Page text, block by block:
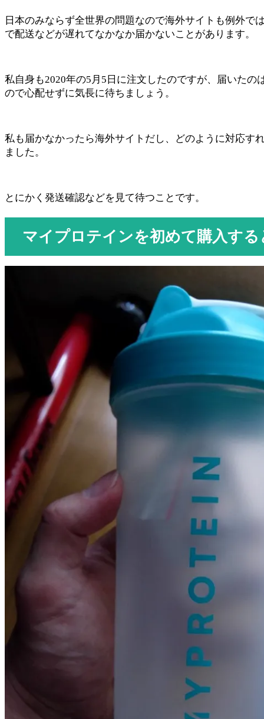
日本のみならず全世界の問題なので海外サイトも例外で
で配送などが遅れてなかなか届かないことがあります。
私自身も2020年の5月5日に注文したのですが、届いたの
ので心配せずに気長に待ちましょう。
私も届かなかったら海外サイトだし、どのように対応す
ました。
とにかく発送確認などを見て待つことです。
マイプロテインを初めて購入す